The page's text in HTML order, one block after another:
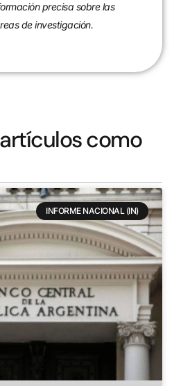
precisa sobre las
de investigación.
como
INFORME NACIONAL (IN)